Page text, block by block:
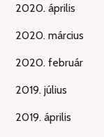
2020. április
2020. március
2020. február
2019. július
2019. április